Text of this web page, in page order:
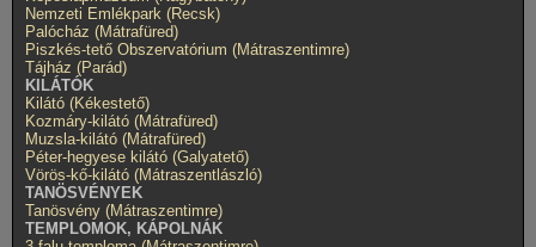
Nemzeti Emlékpark (Recsk)
Palócház (Mátrafüred)
Piszkés-tető Obszervatórium (Mátraszentimre)
Tájház (Parád)
KILÁTÓK
Kilátó (Kékestető)
Kozmáry-kilátó (Mátrafüred)
Muzsla-kilátó (Mátrafüred)
Péter-hegyese kilátó (Galyatető)
Vörös-kő-kilátó (Mátraszentlászló)
TANÖSVÉNYEK
Tanösvény (Mátraszentimre)
TEMPLOMOK, KÁPOLNÁK